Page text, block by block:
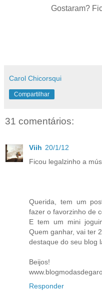
Gostaram?
Carol Chicorsqui
Compartilhar
31 comentários:
Viih 20/1/12
Ficou legalzinho a
Querida, tem um
fazer o favorzinho de
E tem um mini
Quem ganhar, vai ter
destaque do seu blog
Beijos!
Responder